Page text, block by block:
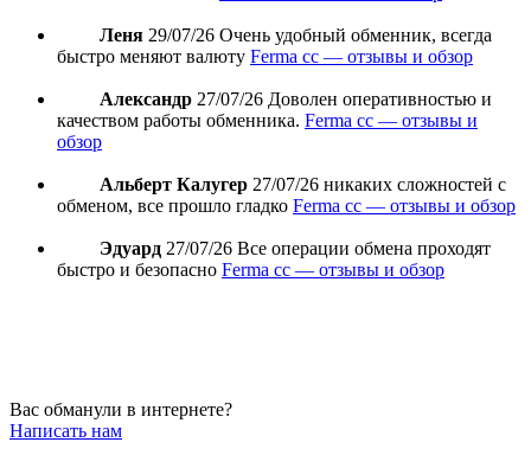
Леня 29/07/26 Очень удобный обменник, всегда
быстро меняют валюту Ferma cc — отзывы и обзор
Александр 27/07/26 Доволен оперативностью и
качеством работы обменника. Ferma cc — отзывы и
обзор
Альберт Калугер 27/07/26 никаких сложностей с
обменом, все прошло гладко Ferma cc — отзывы и обзор
Эдуард 27/07/26 Все операции обмена проходят
быстро и безопасно Ferma cc — отзывы и обзор
Вас обманули в интернете?
Написать нам